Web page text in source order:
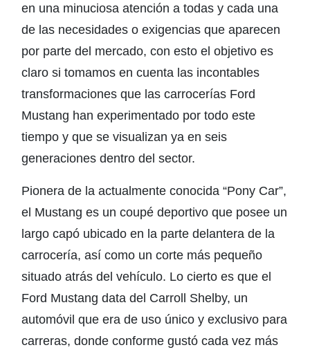
en una minuciosa atención a todas y cada una
de las necesidades o exigencias que aparecen
por parte del mercado, con esto el objetivo es
claro si tomamos en cuenta las incontables
transformaciones que las carrocerías Ford
Mustang han experimentado por todo este
tiempo y que se visualizan ya en seis
generaciones dentro del sector.
Pionera de la actualmente conocida “Pony Car”,
el Mustang es un coupé deportivo que posee un
largo capó ubicado en la parte delantera de la
carrocería, así como un corte más pequeño
situado atrás del vehículo. Lo cierto es que el
Ford Mustang data del Carroll Shelby, un
automóvil que era de uso único y exclusivo para
carreras, donde conforme gustó cada vez más